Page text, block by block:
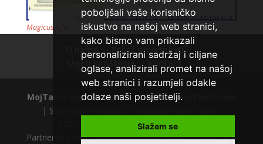
poboljšali vaše korisničko
iskustvo na našoj web stranici,
kako bismo vam prikazali
personalizirani sadržaj i ciljane
oglase, analizirali promet na našoj
web stranici i razumjeli odakle
dolaze naši posjetitelji.
Slažem se
DIJA/ Kod 64
vedska astrologija (jyotish), reiki, tarot, oracle
karte, duhovni razgovori
Magicus.info
Polica privatnosti
Uvjeti korištenja
Kontakt
MojTarot.com© 2012. | Powered byMojTarot.com
| Sva Prava Pridržana | Maratela mreže d.o.o.,
Polica privatnosti
Partnerski portali:astrologijatarot.com|Tarot.hr|